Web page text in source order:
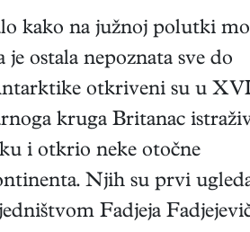
kako na južnoj polutki
ostala nepoznata sve do
otkriveni su u
kruga Britanac
i otkrio neke otočne
Njih su prvi
Fadjeja